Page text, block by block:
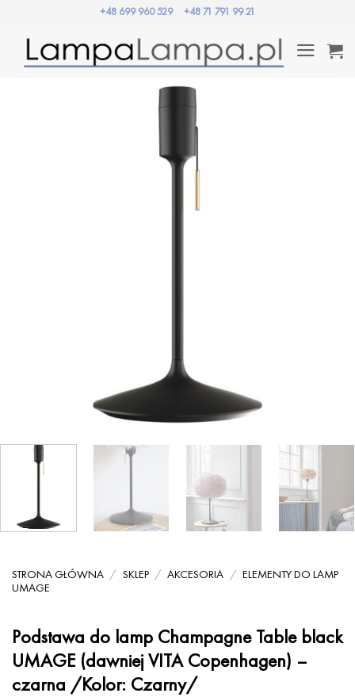
zawartości
+48 699 960 529 +48 71 791 99 21
STRONA GŁÓWNA / SKLEP / AKCESORIA / ELEMENTY DO LAMP
UMAGE
Podstawa do lamp Champagne Table black
UMAGE (dawniej VITA Copenhagen) –
czarna /Kolor: Czarny/